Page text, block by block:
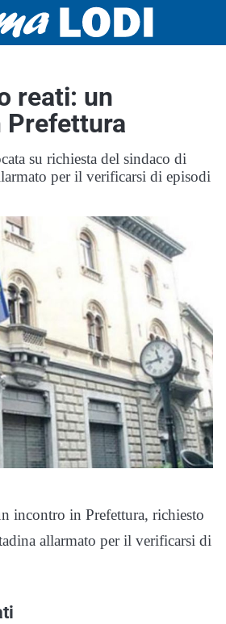
reati: un
Prefettura
su richiesta del sindaco di
per il verificarsi di episodi
incontro in Prefettura, richiesto
allarmato per il verificarsi di